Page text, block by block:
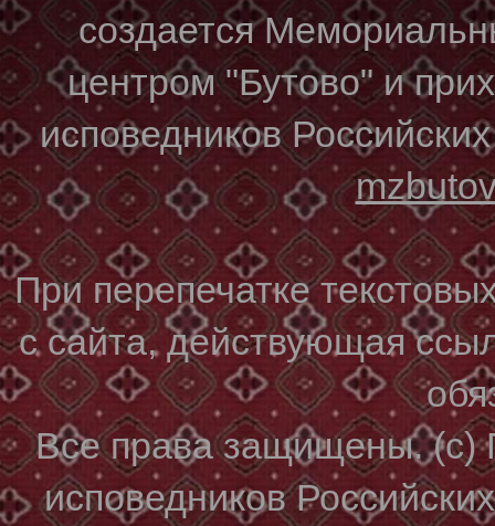
создается
центром "Бутово" и
исповедников
При перепечатке
с сайта, действующая
Все права защищены. (с)
исповедников